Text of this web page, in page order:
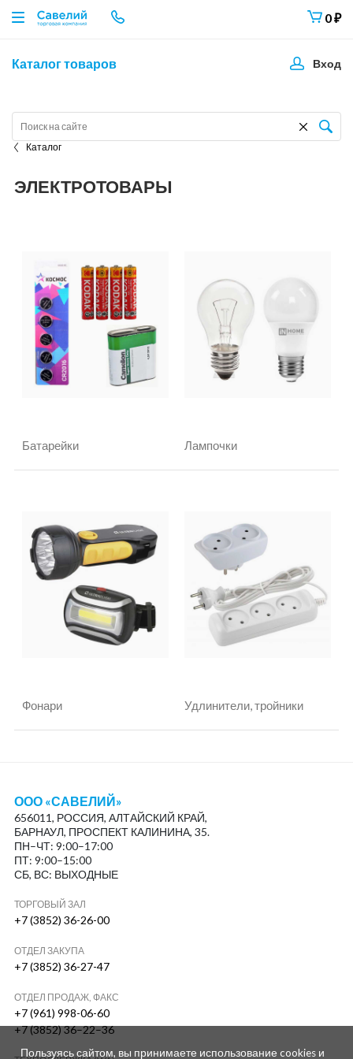
0₽
Каталог товаров Вход
Каталог
ЭЛЕКТРОТОВАРЫ
Батарейки Лампочки
Фонари Удлинители, тройники
ООО «САВЕЛИЙ»
656011, РОССИЯ, АЛТАЙСКИЙ КРАЙ,
БАРНАУЛ, ПРОСПЕКТ КАЛИНИНА, 35.
ПН–ЧТ: 9:00–17:00
ПТ: 9:00–15:00
СБ, ВС: ВЫХОДНЫЕ
ТОРГОВЫЙ ЗАЛ
+7 (3852) 36-26-00
ОТДЕЛ ЗАКУПА
+7 (3852) 36-27-47
ОТДЕЛ ПРОДАЖ, ФАКС
+7 (961) 998-06-60
+7 (3852) 36–22–36
Пользуясь сайтом, вы принимаете использование cookies и